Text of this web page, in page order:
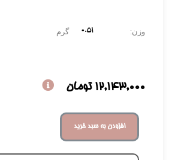
وزن: ۰.۵۱ گرم
12,143,000 تومان
افزودن به سبد خرید